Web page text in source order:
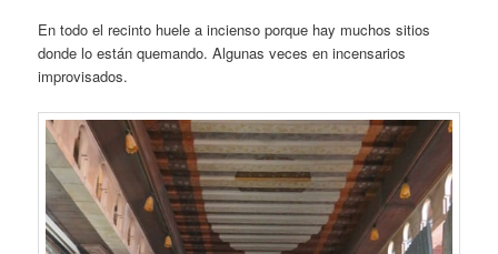
En todo el recinto huele a incienso porque hay muchos sitios
donde lo están quemando. Algunas veces en incensarios
improvisados.